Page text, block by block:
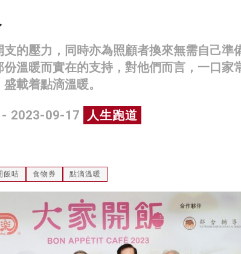
支的壓力，同時亦為照顧者換來無需自己準
溫暖而實在的支持，對他們而言，一口家
載着點滴溫暖。
- 2023-09-17 人生跑道
飯咭 食物券 點滴溫暖